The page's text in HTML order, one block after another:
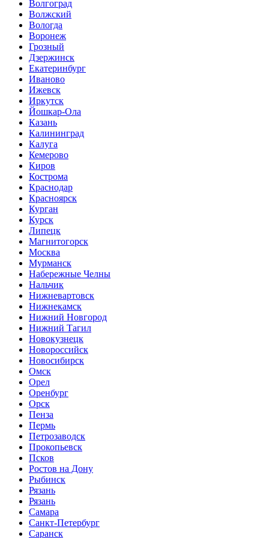
Волгоград
Волжский
Вологда
Воронеж
Грозный
Дзержинск
Екатеринбург
Иваново
Ижевск
Иркутск
Йошкар-Ола
Казань
Калининград
Калуга
Кемерово
Киров
Кострома
Краснодар
Красноярск
Курган
Курск
Липецк
Магнитогорск
Москва
Мурманск
Набережные Челны
Нальчик
Нижневартовск
Нижнекамск
Нижний Новгород
Нижний Тагил
Новокузнецк
Новороссийск
Новосибирск
Омск
Орел
Оренбург
Орск
Пенза
Пермь
Петрозаводск
Прокопьевск
Псков
Ростов на Дону
Рыбинск
Рязань
Рязань
Самара
Санкт-Петербург
Саранск